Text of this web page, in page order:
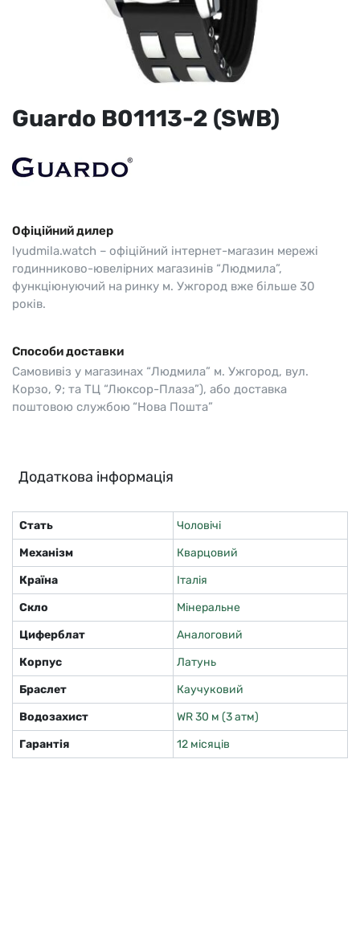
Guardo B01113-2 (SWB)
Офіційний дилер
lyudmila.watch – офіційний інтернет-магазин мережі
годинниково-ювелірних магазинів “Людмила”,
функціюнуючий на ринку м. Ужгород вже більше 30
років.
Способи доставки
Самовивіз у магазинах “Людмила” м. Ужгород, вул.
Корзо, 9; та ТЦ “Люксор-Плаза”), або доставка
поштовою службою “Нова Пошта”
Додаткова інформація
Стать
Чоловічі
Механізм
Кварцовий
Країна
Італія
Скло
Мінеральне
Циферблат
Аналоговий
Корпус
Латунь
Браслет
Каучуковий
Водозахист
WR 30 м (3 атм)
Гарантія
12 місяців